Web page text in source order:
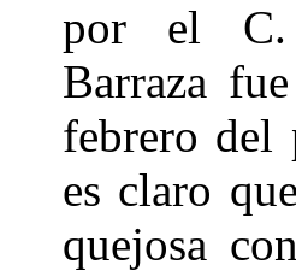
por el C.
Barraza
febrero del
es claro
quejosa